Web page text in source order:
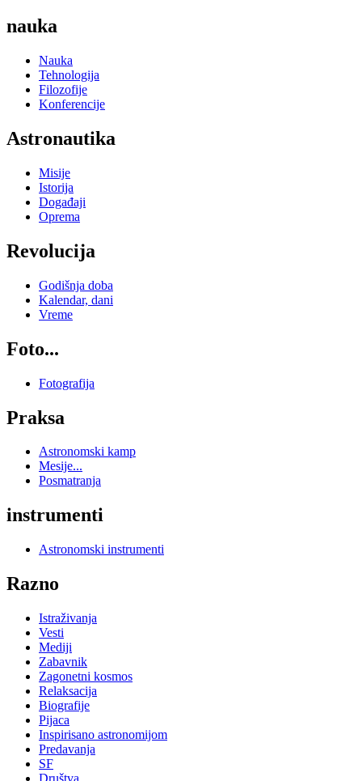
nauka
Nauka
Tehnologija
Filozofije
Konferencije
Astronautika
Misije
Istorija
Događaji
Oprema
Revolucija
Godišnja doba
Kalendar, dani
Vreme
Foto...
Fotografija
Praksa
Astronomski kamp
Mesije...
Posmatranja
instrumenti
Astronomski instrumenti
Razno
Istraživanja
Vesti
Mediji
Zabavnik
Zagonetni kosmos
Relaksacija
Biografije
Pijaca
Inspirisano astronomijom
Predavanja
SF
Društva